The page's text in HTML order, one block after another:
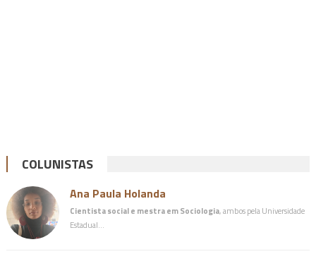
COLUNISTAS
Ana Paula Holanda
Cientista social e mestra em Sociologia, ambos pela Universidade
Estadual…